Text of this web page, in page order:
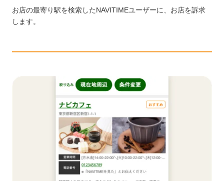
お店の最寄り駅を検索したNAVITIMEユーザーに、お店を訴求
します。